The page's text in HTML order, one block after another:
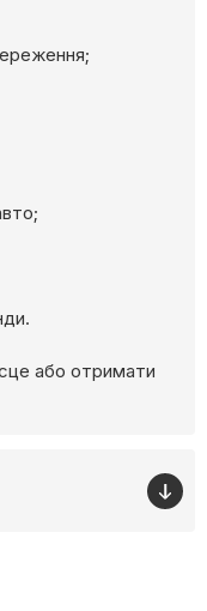
або отримати